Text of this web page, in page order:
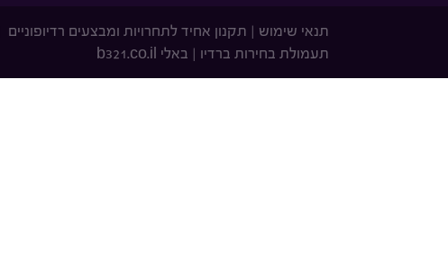
תנאי שימוש | תקנון אחיד לתחרויות ומבצעים רדיופוניים
תעמולת בחירות ברדיו | באלי b321.co.il